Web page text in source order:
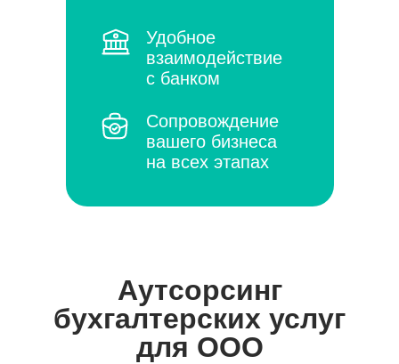
Сопровождение
вашего бизнеса
на всех этапах
Удобное
взаимодействие
с банком
Аутсорсинг
бухгалтерских услуг
для ООО